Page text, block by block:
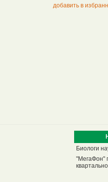
добавить в
Биологи
"МегаФон"